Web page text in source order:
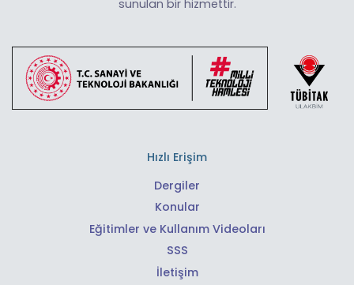
sunulan bir hizmettir.
Hızlı Erişim
Dergiler
Konular
Eğitimler ve Kullanım Videoları
SSS
İletişim